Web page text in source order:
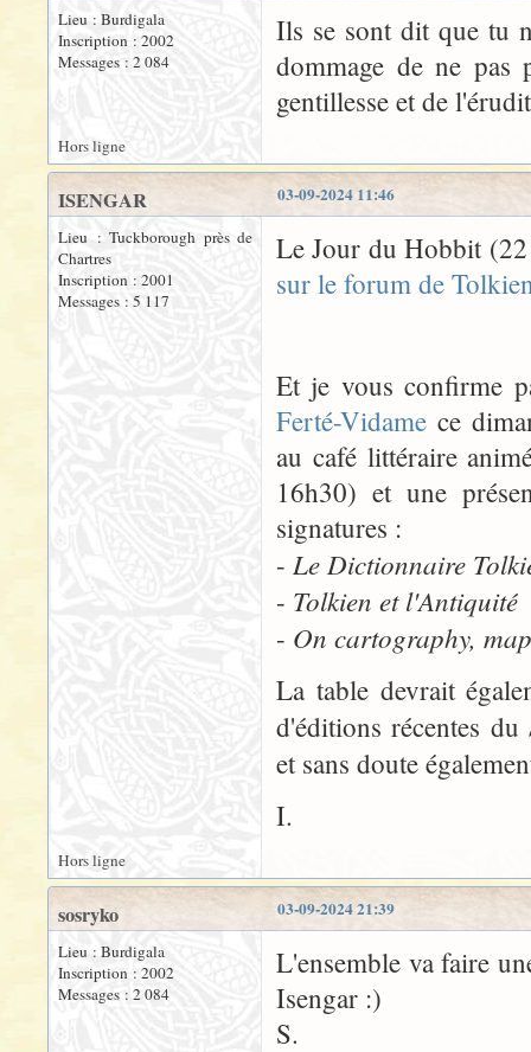
Lieu : Burdigala
Inscription : 2002
Messages : 2 084
Ils se sont dit que tu
dommage de ne pas
gentillesse et de
Hors ligne
03-09-2024 11:46
ISENGAR
Lieu : Tuckborough près de
Chartres
Inscription : 2001
Messages : 5 117
Le Jour du Hobbit (22
sur le forum de
Et je vous confirme
Ferté-Vidame ce
au café littéraire
16h30) et une
signatures :
- Le Dictionnaire
- Tolkien et l'Antiquité
- On cartography,
La table devrait
d'éditions récentes du
et sans doute
I.
Hors ligne
03-09-2024 21:39
sosryko
Lieu : Burdigala
Inscription : 2002
Messages : 2 084
L'ensemble va faire
Isengar :)
S.